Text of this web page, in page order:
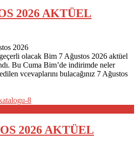
2026 AKTÜEL
2026
olacak Bim 7 Ağustos 2026 aktüel
Bu Cuma Bim’de indirimde neler
vcevaplarını bulacağınız 7 Ağustos
2026 AKTÜEL